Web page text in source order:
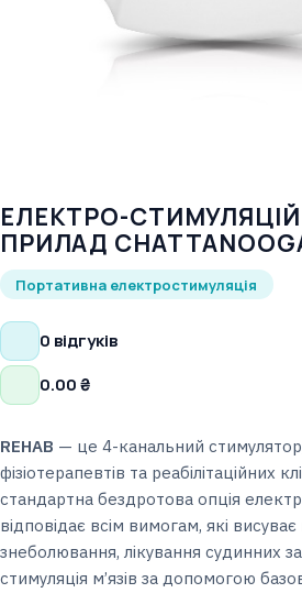
ЕЛЕКТРО-
ПРИЛАД
Портативна електростимуляція
0 відгуків
0.00₴
REHAB — це 4-канальний
фізіотерапевтів та реабілітаційних
стандартна бездротова опція
відповідає всім вимогам, які
знеболювання, лікування судинних
стимуляція м’язів за допомогою